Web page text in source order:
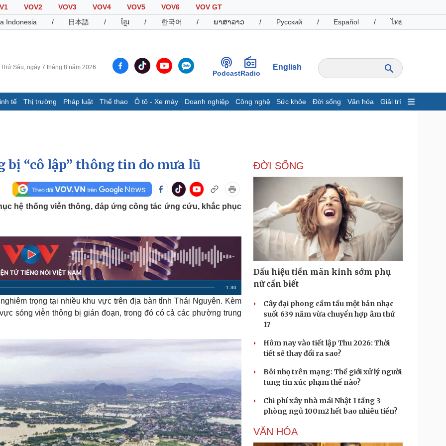
VOV2 VOV3 VOV4 VOV5 VOV6
VOV GT
Indonesia / 日本語 / ខ្មែរ / 한국어 / ພາສາລາວ / Русский / Español / ไทย
Thứ Sáu, ngày 7 tháng 8 năm 2026
PodcastRadio
English
tế Thị trường Pháp luật Thể thao Ô tô - Xe máy Doanh nghiệp Công nghệ Sức khỏe Đời sống Văn hóa Giải trí
Infographic
Giá cà phê
Thể thao
Thế giới thể thao
eSports
Hậu trường
Ô tô - Xe máy
Tư vấn
Doanh nghiệp
Thông tin doanh nghiệp
Doanh nghiệp 24h
Doanh nhân
Vì cộng đồng
Công nghệ
Sành điệu
Tin Công nghệ
Trải nghiệm
Chuyển đổi số
Văn hóa
Sân khấu - Điện ảnh
Văn học
Âm nhạc
Nghệ sĩ
Thời trang
Sao Việt
Tư vấn
Săn Tour
check-in
Podcast
Đọc truyện đêm khuya
Cửa sổ tình yêu
bị “cô lập” thông tin do mưa lũ
hệ thống viễn thông, đáp ứng công tác ứng cứu, khắc phục
R
e
m
g
i
-1:30
trọng tại nhiều khu vực trên địa bàn tỉnh Thái Nguyên. Kèm
sóng viễn thông bị gián đoạn, trong đó có cả các phường trung
ĐỜI SỐNG
Dấu hiệu tiền mãn kinh sớm phụ
nữ cần biết
Cây đại phong cầm tấu một bản nhạc
suốt 639 năm vừa chuyển hợp âm thứ
17
Hôm nay vào tiết lập Thu 2026: Thời
tiết sẽ thay đổi ra sao?
Bôi nhọ trên mạng: Thế giới xử lý người
tung tin xúc phạm thế nào?
Chi phí xây nhà mái Nhật 1 tầng 3
phòng ngủ 100m2 hết bao nhiêu tiền?
VĂN HÓA